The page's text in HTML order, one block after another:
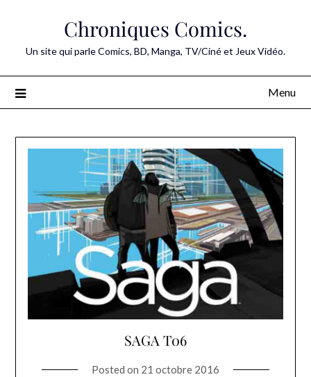
Chroniques Comics.
Un site qui parle Comics, BD, Manga, TV/Ciné et Jeux Vidéo.
Menu
SAGA T06
Posted on 21 octobre 2016